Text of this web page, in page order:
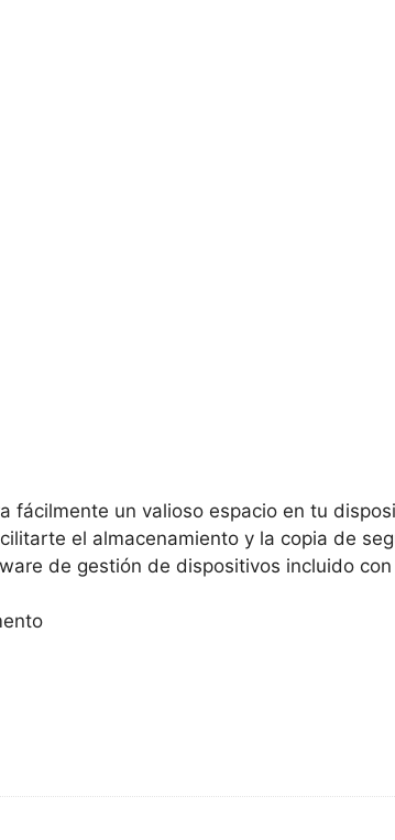
fácilmente un valioso espacio en tu
el almacenamiento y la copia de
de gestión de dispositivos incluido